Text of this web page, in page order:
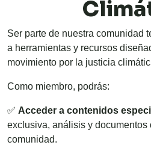
Ser parte de nuestra comunidad
a herramientas y recursos
movimiento por la justicia
Como miembro, podrás:
✅ Acceder a contenidos
exclusiva, análisis y documentos
comunidad.